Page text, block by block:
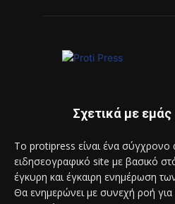
Σχετικά με εμάς
Το protipress είναι ένα σύγχρονο
ειδησεογραφικό site με βασικό
έγκυρη και έγκαιρη ενημέρωση
Θα ενημερώνει με συνεχή ροή για